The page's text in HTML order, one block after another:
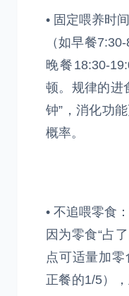
• 固定喂养时
（如早餐
晚餐18:30-
顿。规律的进
钟”，消化功
概率。
• 不追喂零食
因为零食“占
点可适量加
正餐的1/5）